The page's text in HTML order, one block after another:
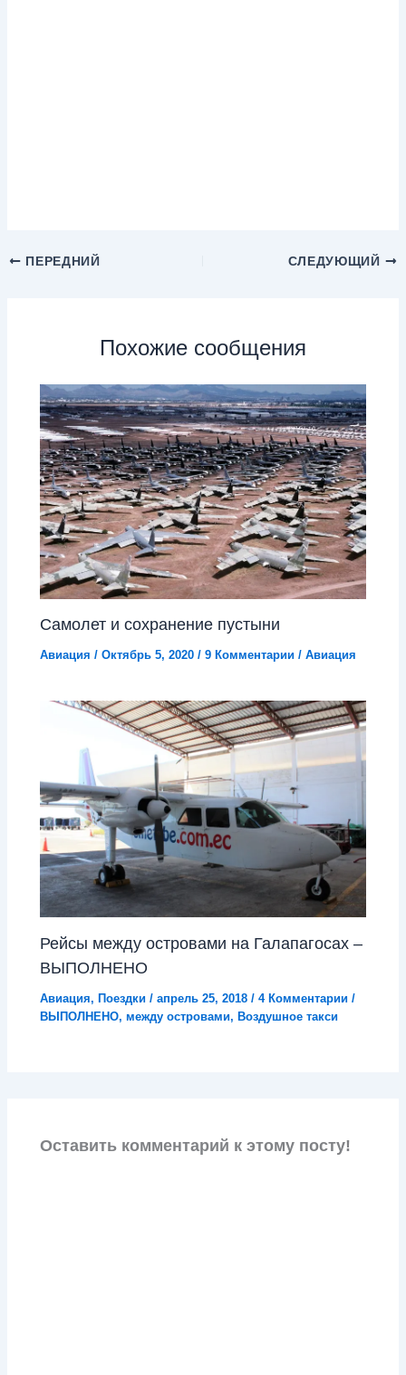
ПЕРЕДНИЙ СЛЕДУЮЩИЙ
Похожие сообщения
Самолет и сохранение пустыни
Авиация /Октябрь 5, 2020/9 Комментарии /Авиация
Рейсы между островами на Галапагосах –
ВЫПОЛНЕНО
Авиация, Поездки /апрель 25, 2018/4 Комментарии /
ВЫПОЛНЕНО,между островами, Воздушное такси
Оставить комментарий к этому посту!